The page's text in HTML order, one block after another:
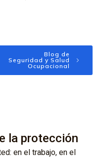
Blog de
Seguridad y Salud
Ocupacional
la protección
en el trabajo, en el